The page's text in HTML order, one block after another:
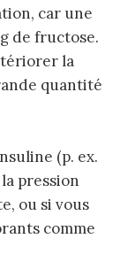
car une
de fructose.
la
quantité
(p. ex.
pression
ou si vous
comme